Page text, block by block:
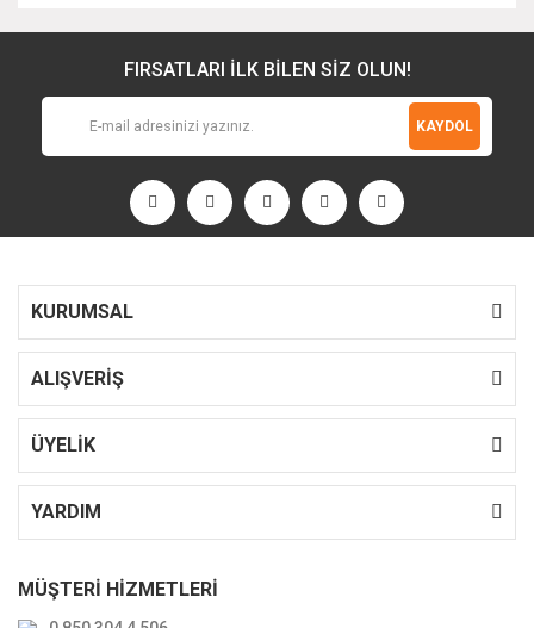
FIRSATLARI İLK BİLEN SİZ OLUN!
KAYDOL
KURUMSAL
ALIŞVERİŞ
ÜYELİK
YARDIM
MÜŞTERİ HİZMETLERİ